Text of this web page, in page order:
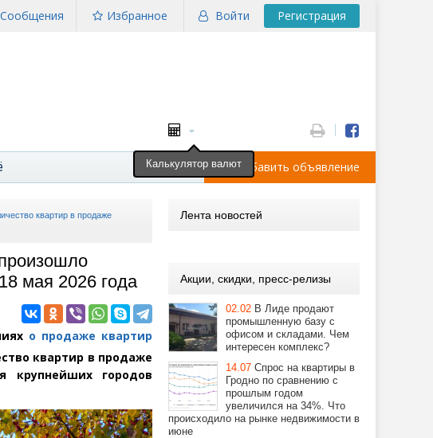
Войти Регистрация
Избранное
Сообщения
Добавить объявление
квартир в продаже
мая 2026 года
о продаже квартир
квартир в продаже
городов
Лента новостей
Акции, скидки, пресс-релизы
02.02 В Лиде продают
промышленную базу с
офисом и складами. Чем
интересен комплекс?
14.07 Спрос на квартиры в
Гродно по сравнению с
прошлым годом
увеличился на 34%. Что
происходило на рынке недвижимости в
июне
Калькулятор валют